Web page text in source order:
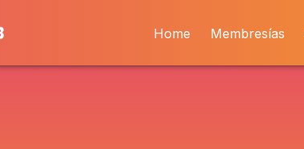
Home Membresías